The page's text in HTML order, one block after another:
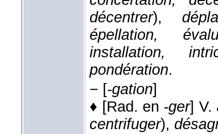
décentrer),
épellation,
installation,
pondération.
− [-gation]
♦ [Rad. en -ger] V.
centrifuger),